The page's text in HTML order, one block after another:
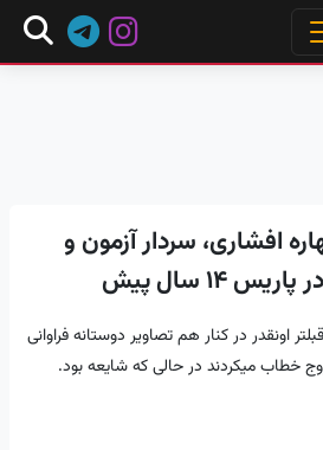
افشاری، سردار آزمون و
۱۴ سال پیش
اونقدر در کنار هم تصاویر دوستانه فراوانی
خطاب میکردند در حالی که شایعه بود.